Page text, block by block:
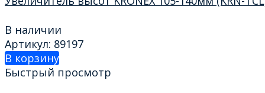
В наличии
Артикул: 89197
В корзину
Быстрый просмотр